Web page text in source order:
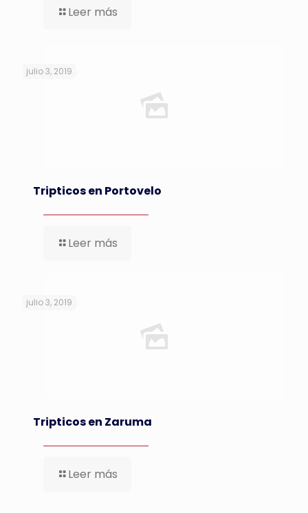
Leer más
julio 3, 2019
Tripticos en Portovelo
Leer más
julio 3, 2019
Tripticos en Zaruma
Leer más